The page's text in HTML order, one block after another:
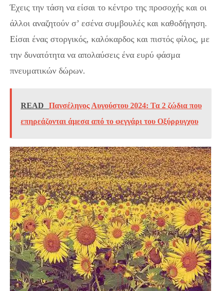
Έχεις την τάση να είσαι το κέντρο της προσοχής και οι
άλλοι αναζητούν σ’ εσένα συμβουλές και καθοδήγηση.
Είσαι ένας στοργικός, καλόκαρδος και πιστός φίλος, με
την δυνατότητα να απολαύσεις ένα ευρύ φάσμα
πνευματικών δώρων.
READ
Πανσέληνος Αυγούστου 2024: Τα 2 ζώδια που
επηρεάζονται άμεσα από το φεγγάρι του Οξύρρυγχου